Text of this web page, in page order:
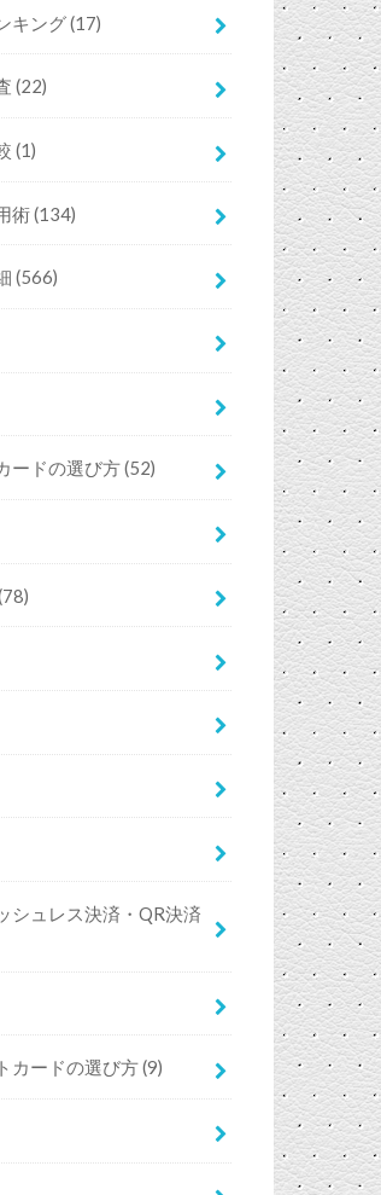
キング(17)
(22)
(1)
術(134)
(566)
ードの選び方(52)
シュレス決済・QR決済
カードの選び方(9)